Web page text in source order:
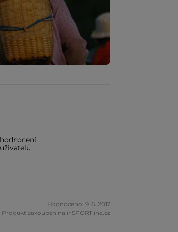
hodnocení
uživatelů
Hodnoceno: 9. 6. 2017
Produkt zakoupen na inSPORTline.cz